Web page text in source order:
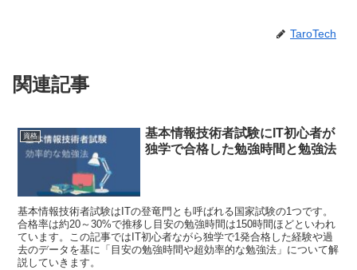
TaroTech
関連記事
資格
基本情報技術者試験にIT初心者が
独学で合格した勉強時間と勉強法
基本情報技術者試験はITの登竜門とも呼ばれる国家試験の1つです。
合格率は約20～30%で推移し目安の勉強時間は150時間ほどといわれ
ています。この記事ではIT初心者ながら独学で1発合格した経験や過
去のデータを基に「目安の勉強時間や超効率的な勉強法」について解
説していきます。